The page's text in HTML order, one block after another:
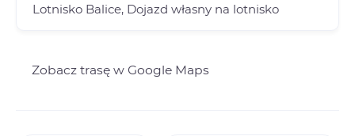
Lotnisko Balice, Dojazd własny na lotnisko
Zobacz trasę w Google Maps